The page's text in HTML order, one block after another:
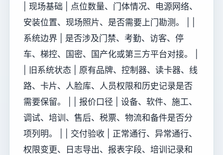
| 现场基础 | 点位数量、门体情况、电源网络、
安装位置、现场照片、是否需要上门勘测。 | |
系统边界 | 是否涉及门禁、考勤、访客、停
车、梯控、国密、国产化或第三方平台对接。 |
| 旧系统状态 | 原有品牌、控制器、读卡器、线
路、卡片、人脸库、人员权限和历史记录是否
需要保留。 | | 报价口径 | 设备、软件、施工、
调试、培训、售后、税票、物流和备件是否分
项列明。 | | 交付验收 | 正常通行、异常通行、
权限变更、日志导出、报表字段、培训记录和